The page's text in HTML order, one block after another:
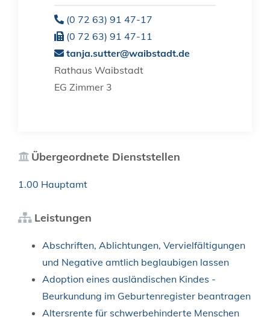
(0 72 63) 91 47-17
(0 72 63) 91 47-11
tanja.sutter@waibstadt.de
Rathaus Waibstadt
EG Zimmer 3
Übergeordnete Dienststellen
1.00 Hauptamt
Leistungen
Abschriften, Ablichtungen, Vervielfältigungen
und Negative amtlich beglaubigen lassen
Adoption eines ausländischen Kindes -
Beurkundung im Geburtenregister beantragen
Altersrente für schwerbehinderte Menschen